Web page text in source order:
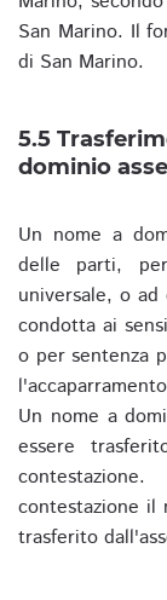
San Marino. Il
di San Marino.
5.5
dominio
Un nome a
delle parti,
universale, o
condotta ai
o per sentenza
Un nome a
essere
contestazione il
trasferito